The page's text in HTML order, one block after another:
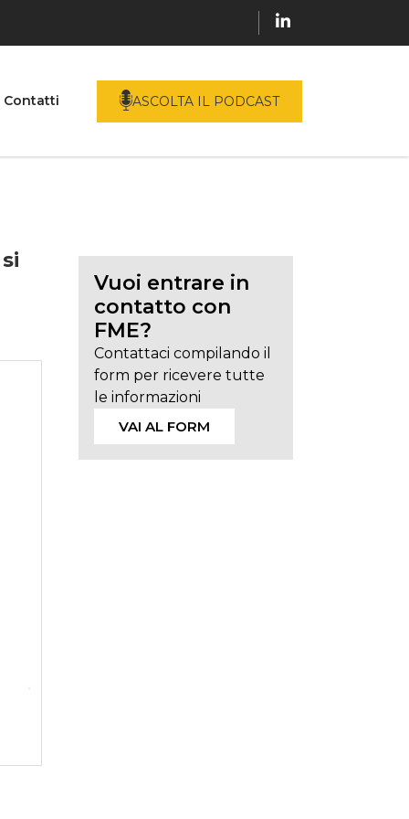
Contatti ASCOLTA IL PODCAST
Vuoi entrare in
contatto con
FME?
Contattaci compilando il
form per ricevere tutte
le informazioni
VAI AL FORM